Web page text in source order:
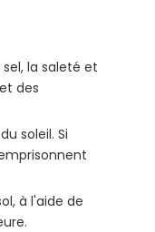
la saleté et
des
soleil. Si
à l'aide de